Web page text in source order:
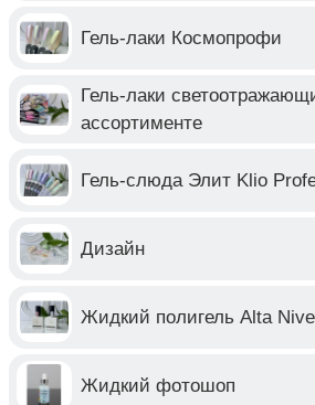
Гель-лаки Космопрофи
Гель-лаки
ассортименте
Гель-слюда Элит Klio
Дизайн
Жидкий полигель Alta
Жидкий фотошоп